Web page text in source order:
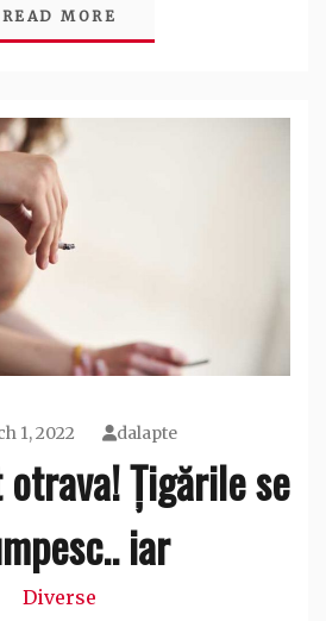
READ MORE
1, 2022 dalapte
Țigările se
iar
Diverse